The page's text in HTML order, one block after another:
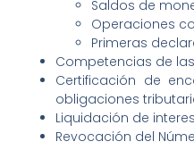
Saldos de
Operaciones
Primeras
Competencias de
Certificación de
obligaciones
Liquidación de
Revocación del